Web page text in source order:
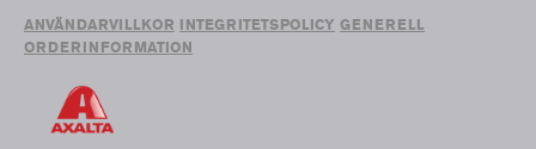
ANVÄNDARVILLKOR INTEGRITETSPOLICY GENERELL
ORDERINFORMATION